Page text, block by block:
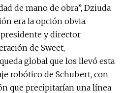
de mano de obra”, Dziuda
era la opción obvia.
presidente y director
de Sweet,
global que los llevó esta
robótico de Schubert, con
que precipitarían una línea